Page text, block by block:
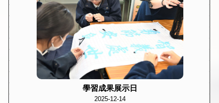
學習成果展示日
2025-12-14